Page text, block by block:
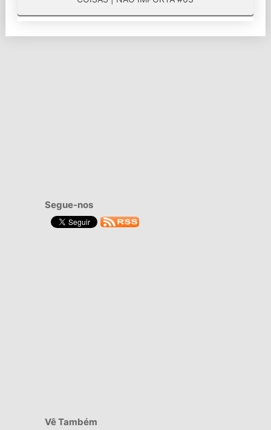
Segue-nos
Vê Também